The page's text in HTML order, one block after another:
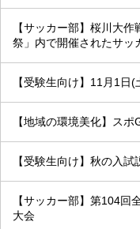
【サッカー部】桜川大
祭」内で開催されたサッ
【受験生向け】11月1日
【地域の環境美化】ス
【受験生向け】秋の入
【サッカー部】第104回
大会